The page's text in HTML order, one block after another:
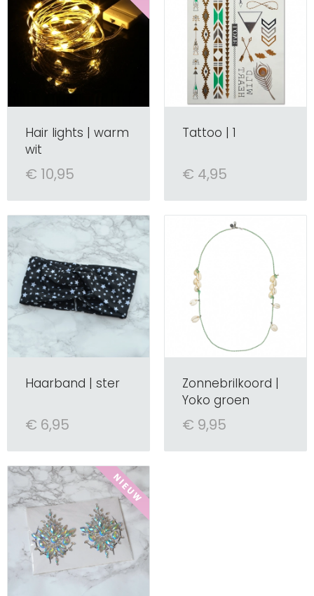
Hair lights | warm
wit
€ 10,95
Tattoo | 1
€ 4,95
Haarband | ster
€ 6,95
Zonnebrilkoord |
Yoko groen
€ 9,95